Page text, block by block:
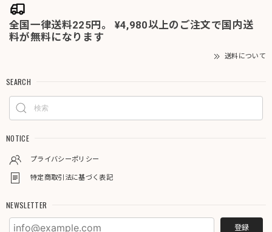
全国一律送料225円。 ¥4,980以上のご注文で国内送
料が無料になります
送料について
SEARCH
NOTICE
プライバシーポリシー
特定商取引法に基づく表記
NEWSLETTER
登録